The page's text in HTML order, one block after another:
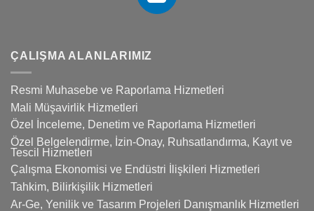
ÇALIŞMA ALANLARIMIZ
Resmi Muhasebe ve Raporlama Hizmetleri
Mali Müşavirlik Hizmetleri
Özel İnceleme, Denetim ve Raporlama Hizmetleri
Özel Belgelendirme, İzin-Onay, Ruhsatlandırma, Kayıt ve
Tescil Hizmetleri
Çalışma Ekonomisi ve Endüstri İlişkileri Hizmetleri
Tahkim, Bilirkişilik Hizmetleri
Ar-Ge, Yenilik ve Tasarım Projeleri Danışmanlık Hizmetleri